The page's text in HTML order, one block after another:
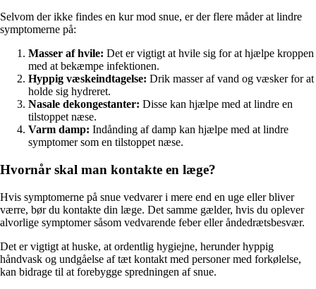
Selvom der ikke findes en kur mod snue, er der flere måder at lindre
symptomerne på:
Masser af hvile: Det er vigtigt at hvile sig for at hjælpe kroppen
med at bekæmpe infektionen.
Hyppig væskeindtagelse: Drik masser af vand og væsker for at
holde sig hydreret.
Nasale dekongestanter: Disse kan hjælpe med at lindre en
tilstoppet næse.
Varm damp: Indånding af damp kan hjælpe med at lindre
symptomer som en tilstoppet næse.
Hvornår skal man kontakte en læge?
Hvis symptomerne på snue vedvarer i mere end en uge eller bliver
værre, bør du kontakte din læge. Det samme gælder, hvis du oplever
alvorlige symptomer såsom vedvarende feber eller åndedrætsbesvær.
Det er vigtigt at huske, at ordentlig hygiejne, herunder hyppig
håndvask og undgåelse af tæt kontakt med personer med forkølelse,
kan bidrage til at forebygge spredningen af snue.